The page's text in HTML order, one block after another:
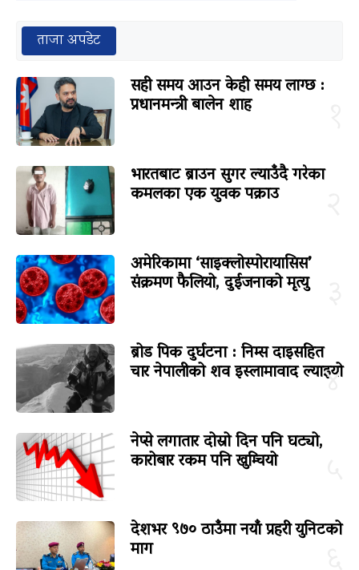
ताजा अपडेट
सही समय आउन केही समय लाग्छ :
प्रधानमन्त्री बालेन शाह
भारतबाट ब्राउन सुगर ल्याउँदै गरेका
कमलका एक युवक पक्राउ
अमेरिकामा ‘साइक्लोस्पोरायासिस’
संक्रमण फैलियो, दुईजनाको मृत्यु
४
ब्रोड पिक दुर्घटना : निम्स दाइसहित
चार नेपालीको शव इस्लामावाद ल्याइयो
नेप्से लगातार दोस्रो दिन पनि घट्यो,
कारोबार रकम पनि खुम्चियो
देशभर ९७० ठाउँमा नयाँ प्रहरी युनिटको
माग